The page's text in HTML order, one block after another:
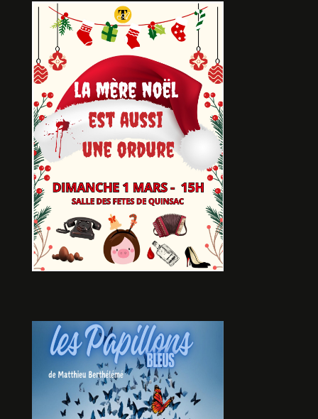
500M SOUS TERRE
De Céline BLANC
UNE ORDURE
De Guillaume MALAGNOUX